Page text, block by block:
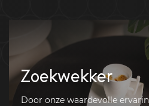
Zoekwekker
Door onze waardevolle